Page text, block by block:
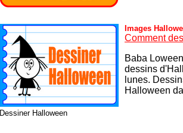
Dessiner Halloween
Images
Comment
Baba
dessins
lunes.
Halloween